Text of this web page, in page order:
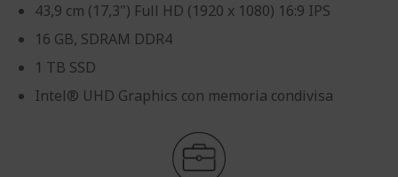
43,9 cm (17,3") Full HD (1920 x 1080) 16:9 IPS
16 GB, SDRAM DDR4
1 TB SSD
Intel® UHD Graphics con memoria condivisa